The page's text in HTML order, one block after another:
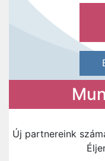
Új partnereink